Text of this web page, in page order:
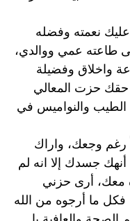
عليك نعمته وفضله
طاعته عمي ووالدي،
واخلاق وفضيلة
حقك حزت المعالي
والنواميس في
وجعك، واراك
جسدك إلا انه لم
معك، أرى حزني
فكل ما أرجوه من الله